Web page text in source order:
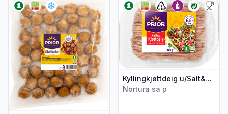
Kyllingkjøttdeig u/Salt&Vann 400g Prior
Nortura sa p